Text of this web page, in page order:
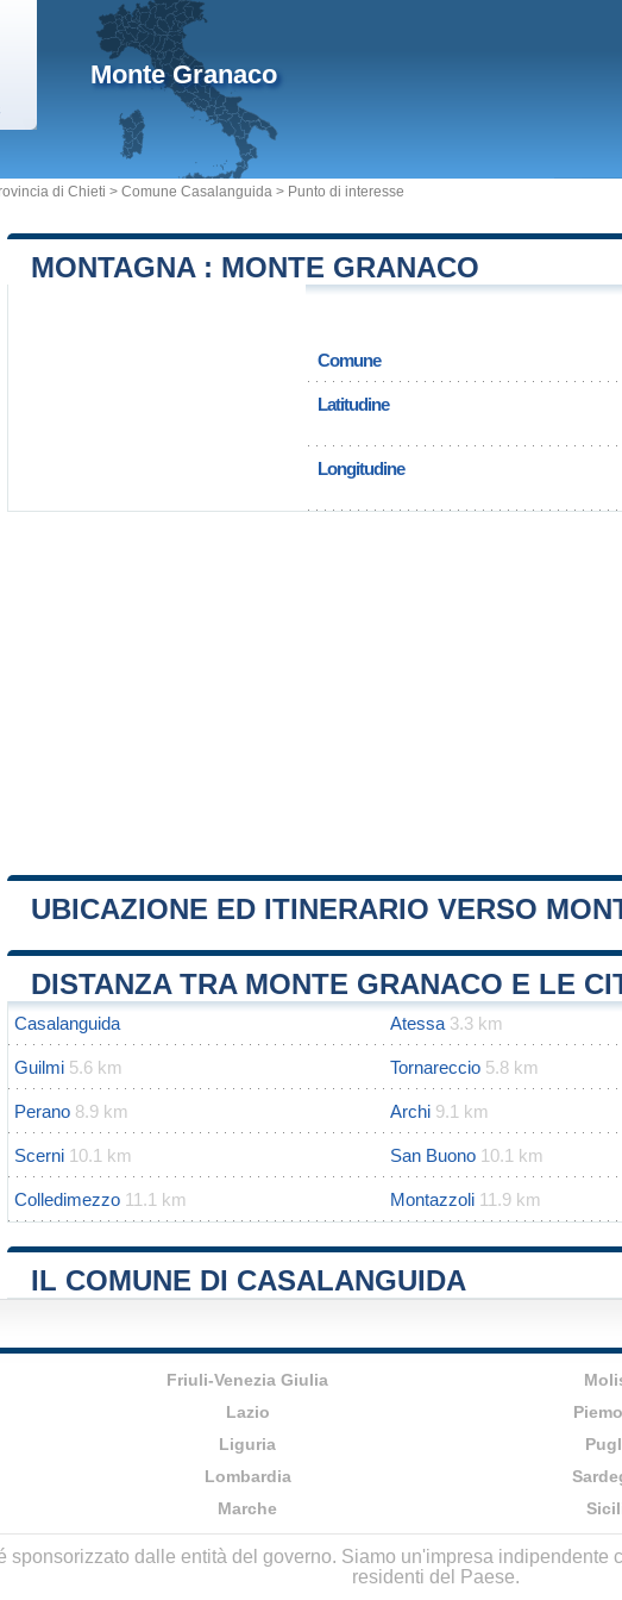
Monte Granaco
di Chieti > Comune Casalanguida > Punto di interesse
MONTAGNA : MONTE GRANACO
Comune
Latitudine
Longitudine
UBICAZIONE ED ITINERARIO VERSO
+
−
DISTANZA TRA MONTE GRANACO E LE
Casalanguida Atessa 3.3 km
Guilmi 5.6 km Tornareccio 5.8 km
Perano 8.9 km Archi 9.1 km
Scerni 10.1 km San Buono 10.1 km
Colledimezzo 11.1 km Montazzoli 11.9 km
IL COMUNE DI CASALANGUIDA
Friuli-Venezia Giulia
Lazio
Liguria
Lombardia
Marche
sponsorizzato dalle entità del governo. Siamo un'impresa
residenti del Paese.